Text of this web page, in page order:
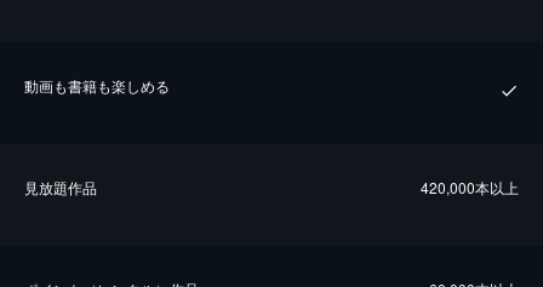
動画も書籍も楽しめる
⾒放題作品 420,000本以上